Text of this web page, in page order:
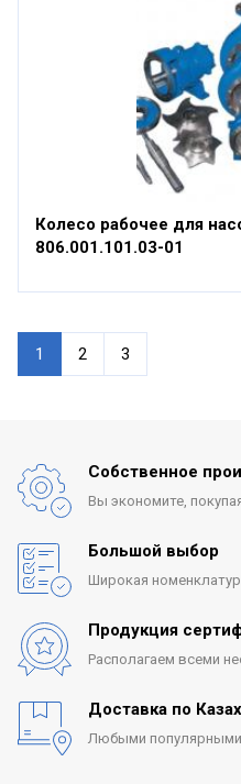
Колесо рабочее для
806.001.101.03-01
1 2 3
Собственное
Вы экономите,
Большой выбор
Широкая
Продукция
Располагаем всеми
Доставка по
Любыми популярными